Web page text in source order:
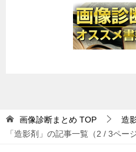
画像診断まとめ TOP
造
「造影剤」の記事一覧（2 / 3ページ